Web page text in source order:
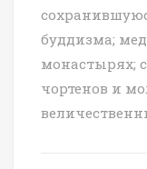
буддизма;
монастырях;
чортенов и